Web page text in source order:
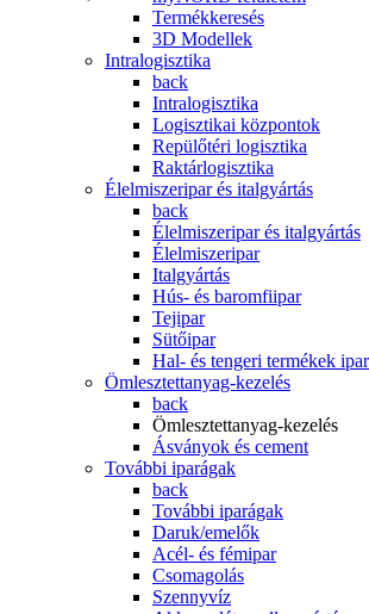
Termékkeresés
3D Modellek
Intralogisztika
back
Intralogisztika
Logisztikai központok
Repülőtéri logisztika
Raktárlogisztika
Élelmiszeripar és italgyártás
back
Élelmiszeripar és italgyártás
Élelmiszeripar
Italgyártás
Hús- és baromfiipar
Tejipar
Sütőipar
Hal- és tengeri termékek ipar
Ömlesztettanyag-kezelés
back
Ömlesztettanyag-kezelés
Ásványok és cement
További iparágak
back
További iparágak
Daruk/emelők
Acél- és fémipar
Csomagolás
Szennyvíz